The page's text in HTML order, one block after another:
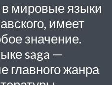
мировые языки
имеет
значение.
saga —
глав­ного жанра